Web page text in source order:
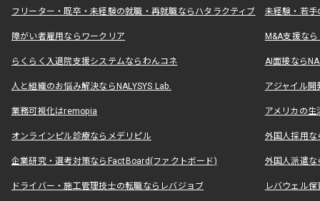
フリーター・既卒・未経験の就職・再就職ならハタラクティブ 未経験・若手
障がい者雇用ならワークリア M&A支援な
らくらく入退院支援システムならわんコネ AI面接なら
人と組織のお悩み解決ならNALYSYS Lab. アジャイル
業務可視化はremopia アメリカの
オンラインピル診療ならメデリピル 外国人採用
企業研究・選考対策ならFactBoard(ファクトボード) 外国人派遣な
ドライバー・施工管理技士の転職ならレバジョブ レバウェル